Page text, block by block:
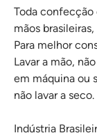
Toda confecção
mãos
Para melhor
Lavar a mão,
em máquina ou
não lavar a seco.
Indústria